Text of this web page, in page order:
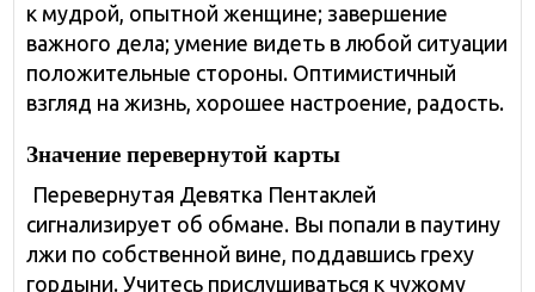
к мудрой, опытной женщине; завершение
важного дела; умение видеть в любой ситуации
положительные стороны. Оптимистичный
взгляд на жизнь, хорошее настроение, радость.
Значение перевернутой карты
Перевернутая Девятка Пентаклей
сигнализирует об обмане. Вы попали в паутину
лжи по собственной вине, поддавшись греху
гордыни. Учитесь прислушиваться к чужому